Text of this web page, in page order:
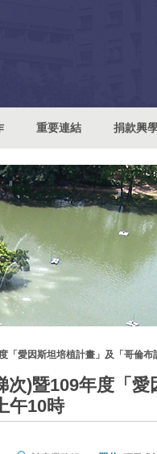
重要連結 捐款興
「愛因斯坦培植計畫」及「哥倫
)暨109年度「
午10時